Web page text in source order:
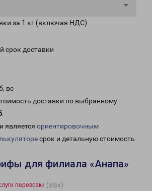
за 1 кг (включая НДС)
срок доставки
вс
доставки по выбранному
.
является ориентировочным
срок и детальную стоимость
для филиала «Анапа»
перевозки (xlsx)